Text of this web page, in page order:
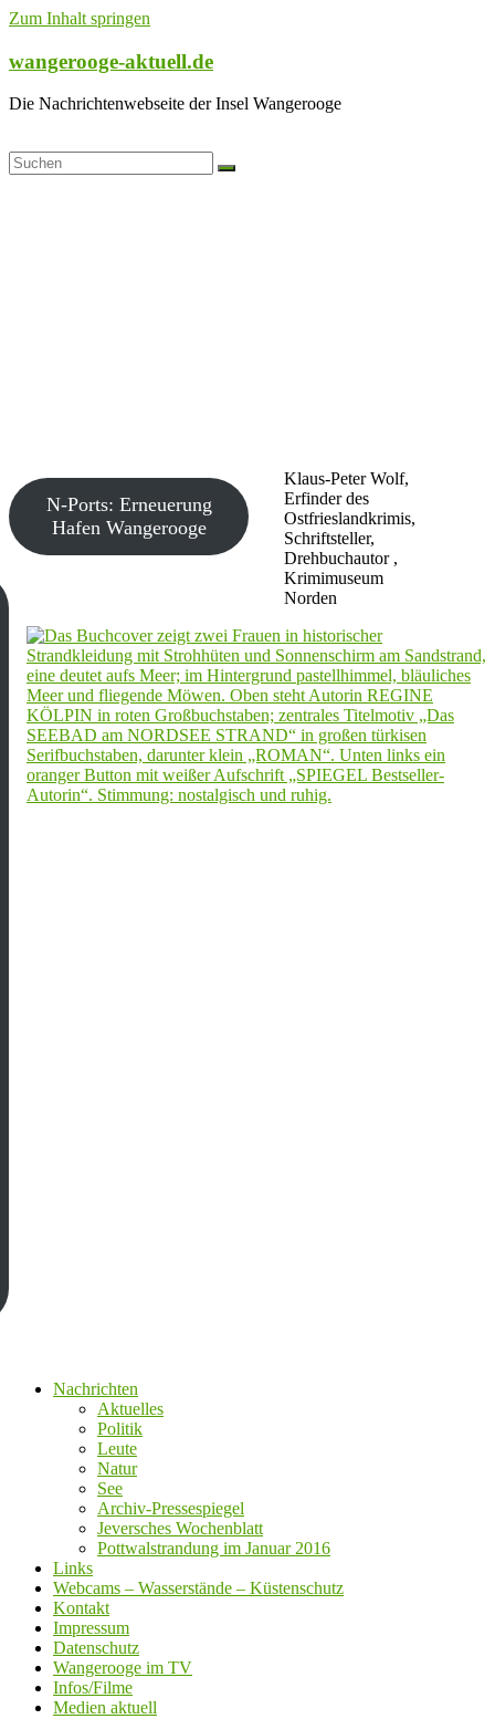
Zum Inhalt springen
wangerooge-aktuell.de
Die Nachrichtenwebseite der Insel Wangerooge
Klaus-Peter Wolf,
Erfinder des
Ostfrieslandkrimis,
Schriftsteller,
Drehbuchautor ,
Krimimuseum
Norden
N-Ports: Erneuerung
Hafen Wangerooge
Nachrichten
Aktuelles
Politik
Leute
Natur
See
Archiv-Pressespiegel
Jeversches Wochenblatt
Pottwalstrandung im Januar 2016
Links
Webcams – Wasserstände – Küstenschutz
Kontakt
Impressum
Datenschutz
Wangerooge im TV
Infos/Filme
Medien aktuell